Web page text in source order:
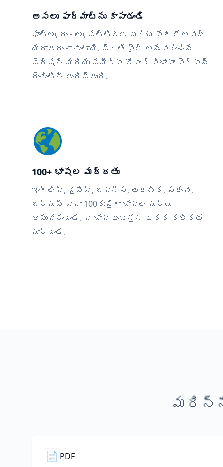
అసలు ఫార్మాట్‌ను కాపాడండి
ఫాంట్లు, రంగులు, పట్టికలు మరియు పేజీ లేఅవుట్
యథాతథంగా ఉంటాయి. ప్రతి ఫైల్ అనువదించిన
వెర్షన్ మరియు సమీక్ష కోసం ద్విభాషా వెర్షన్
రెండింటినీ అందిస్తుంది.
100+ భాషల మద్దతు
ఇంగ్లీష్, చైనీస్, జపనీస్, అరబిక్, ఫ్రెంచ్,
జర్మన్ సహా 100కుపైగా భాషల మధ్య
అనువదించండి. ఏ భాష జంటనైనా ఒక్క క్లిక్‌తో
మార్చండి.
📄 PDF